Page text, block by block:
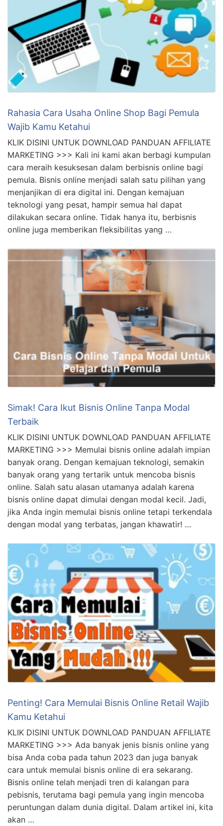
Related Posts
Rahasia Cara Usaha Online Shop Bagi Pemula
Wajib Kamu Ketahui
KLIK DISINI UNTUK DOWNLOAD PANDUAN AFFILIATE
MARKETING >>> Kali ini kami akan berbagi kumpulan
pemula. Bisnis online menjadi salah satu pilihan yang
menjanjikan di era digital ini. Dengan kemajuan
teknologi yang pesat, hampir semua hal dapat
dilakukan secara online. Tidak hanya itu, berbisnis
online juga memberikan fleksibilitas yang …
Simak! Cara Ikut Bisnis Online Tanpa Modal
Terbaik
KLIK DISINI UNTUK DOWNLOAD PANDUAN AFFILIATE
MARKETING >>> Memulai bisnis online adalah impian
banyak orang yang tertarik untuk mencoba bisnis
online. Salah satu alasan utamanya adalah karena
bisnis online dapat dimulai dengan modal kecil. Jadi,
jika Anda ingin memulai bisnis online tetapi terkendala
dengan modal yang terbatas, jangan khawatir! …
Penting! Cara Memulai Bisnis Online Retail Wajib
Kamu Ketahui
KLIK DISINI UNTUK DOWNLOAD PANDUAN AFFILIATE
MARKETING >>> Ada banyak jenis bisnis online yang